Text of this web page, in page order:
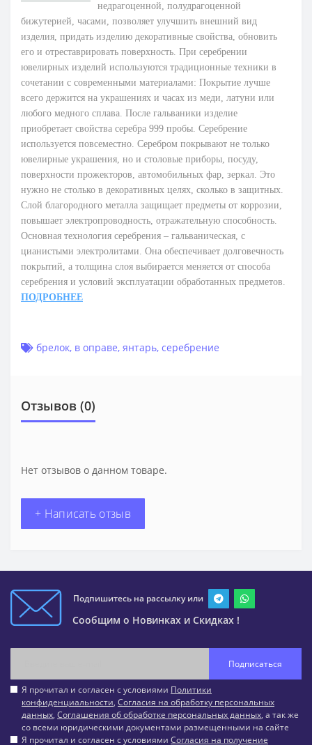
недрагоценной, полудрагоценной
бижутерией, часами, позволяет улучшить внешний вид
изделия, придать изделию декоративные свойства, обновить
его и отреставрировать поверхность. При серебрении
ювелирных изделий используются традиционные техники в
сочетании с современными материалами: Покрытие лучше
всего держится на украшениях и часах из меди, латуни или
любого медного сплава. После гальваники изделие
приобретает свойства серебра 999 пробы. Серебрение
используется повсеместно. Серебром покрывают не только
ювелирные украшения, но и столовые приборы, посуду,
поверхности прожекторов, автомобильных фар, зеркал. Это
нужно не столько в декоративных целях, сколько в защитных.
Слой благородного металла защищает предметы от коррозии,
повышает электропроводность, отражательную способность.
Основная технология серебрения – гальваническая, с
цианистыми электролитами. Она обеспечивает долговечность
покрытий, а толщина слоя выбирается меняется от способа
серебрения и условий эксплуатации обработанных предметов.
ПОДРОБНЕЕ
брелок, в оправе, янтарь, серебрение
Отзывов (0)
Нет отзывов о данном товаре.
+ Написать отзыв
Подпишитесь на рассылку или
Сообщим о Новинках и Скидках !
Подписаться
Я прочитал и согласен с условиями Политики
конфиденциальности, Согласия на обработку персональных
данных, Соглашения об обработке персональных данных, а так же
со всеми юридическими документами размещенными на сайте
Я прочитал и согласен с условиями Согласия на получение